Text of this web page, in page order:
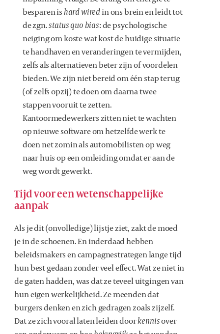
besparen ishard wiredin ons brein en leidt tot
de zgn.status quo bias: de psychologische
neiging om koste wat kost de huidige situatie
te handhaven en veranderingen te vermijden,
zelfs als alternatieven beter zijn of voordelen
bieden. We zijn niet bereid om één stap terug
(of zelfs opzij) te doen om daarna twee
stappen vooruit te zetten.
Kantoormedewerkers zitten niet te wachten
op nieuwe software om hetzelfde werk te
doen net zomin als automobilisten op weg
naar huis op een omleiding omdat er aan de
weg wordt gewerkt.
Tijd voor een wetenschappelijke
aanpak
Als je dit (onvolledige) lijstje ziet, zakt de moed
je in de schoenen. En inderdaad hebben
beleidsmakers en campagnestrategen lange tijd
hun best gedaan zonder veel effect. Wat ze niet in
de gaten hadden, was dat ze teveel uitgingen van
hun eigen werkelijkheid. Ze meenden dat
burgers denken en zich gedragen zoals zijzelf.
Dat ze zich vooral laten leiden doorkennisover